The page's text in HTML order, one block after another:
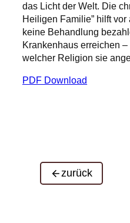
das Licht der Welt. Die
Heiligen Familie” hilft
keine Behandlung
Krankenhaus erreichen
welcher Religion sie
PDF Download
zurück